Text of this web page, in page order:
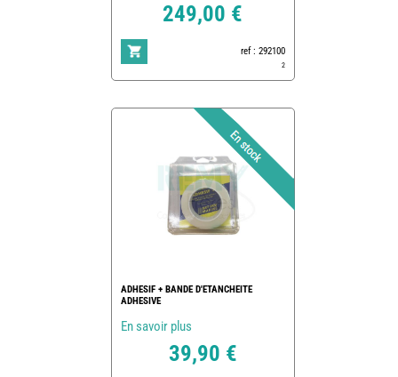
249,00 €
ref : 292100
2
ADHESIF + BANDE D'ETANCHEITE
ADHESIVE
En savoir plus
39,90 €